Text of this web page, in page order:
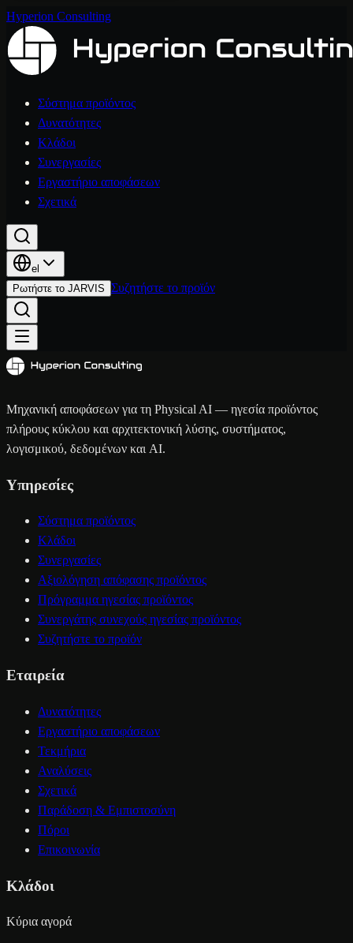
Hyperion Consulting
Σύστημα προϊόντος
Δυνατότητες
Κλάδοι
Συνεργασίες
Εργαστήριο αποφάσεων
Σχετικά
el
Ρωτήστε το JARVIS Συζητήστε το προϊόν
Μηχανική αποφάσεων για τη Physical AI — ηγεσία προϊόντος
πλήρους κύκλου και αρχιτεκτονική λύσης, συστήματος,
λογισμικού, δεδομένων και AI.
Υπηρεσίες
Σύστημα προϊόντος
Κλάδοι
Συνεργασίες
Αξιολόγηση απόφασης προϊόντος
Πρόγραμμα ηγεσίας προϊόντος
Συνεργάτης συνεχούς ηγεσίας προϊόντος
Συζητήστε το προϊόν
Εταιρεία
Δυνατότητες
Εργαστήριο αποφάσεων
Τεκμήρια
Αναλύσεις
Σχετικά
Παράδοση & Εμπιστοσύνη
Πόροι
Επικοινωνία
Κλάδοι
Κύρια αγορά